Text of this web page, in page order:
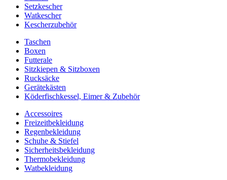
Setzkescher
Watkescher
Kescherzubehör
Taschen
Boxen
Futterale
Sitzkiepen & Sitzboxen
Rucksäcke
Gerätekästen
Köderfischkessel, Eimer & Zubehör
Accessoires
Freizeitbekleidung
Regenbekleidung
Schuhe & Stiefel
Sicherheitsbekleidung
Thermobekleidung
Watbekleidung